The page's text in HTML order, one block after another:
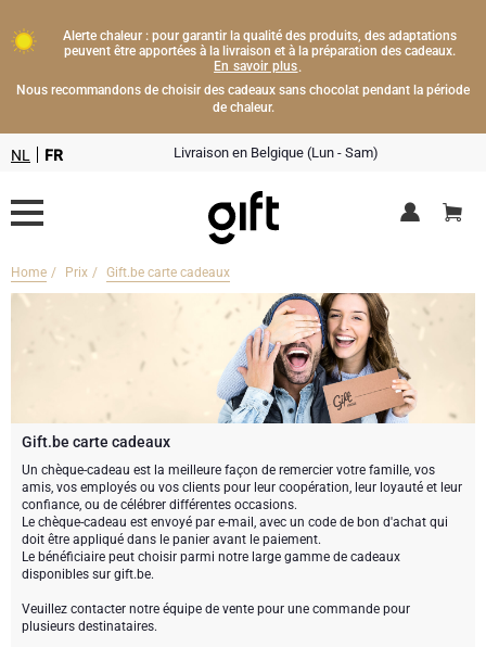
Alerte chaleur : pour garantir la qualité des produits, des adaptations
peuvent être apportées à la livraison et à la préparation des cadeaux.
En savoir plus.
Nous recommandons de choisir des cadeaux sans chocolat pendant la période
de chaleur.
Livraison en Belgique (Lun - Sam)
NL FR
Livraison fleurs
Bouteille de Champagne
Cadeaux vin
Cadeaux vins mousseux
Cadeau bière
Type de cadeau
Meilleures ventes
Marques
Neuhaus chocolats
Lifestyle
Type de cadeau
Des cadeaux bien être
Marques
Paniers garnis
Type de cadeau
Coffret apéritif
cadeaux exclusifs
Marque
Home Prix Gift.be carte cadeaux
Gift.be carte cadeaux
Un chèque-cadeau est la meilleure façon de remercier votre famille, vos
amis, vos employés ou vos clients pour leur coopération, leur loyauté et leur
confiance, ou de célébrer différentes occasions.
Le chèque-cadeau est envoyé par e-mail, avec un code de bon d'achat qui
doit être appliqué dans le panier avant le paiement.
Le bénéficiaire peut choisir parmi notre large gamme de cadeaux
disponibles sur gift.be.
Veuillez contacter notre équipe de vente pour une commande pour
plusieurs destinataires.